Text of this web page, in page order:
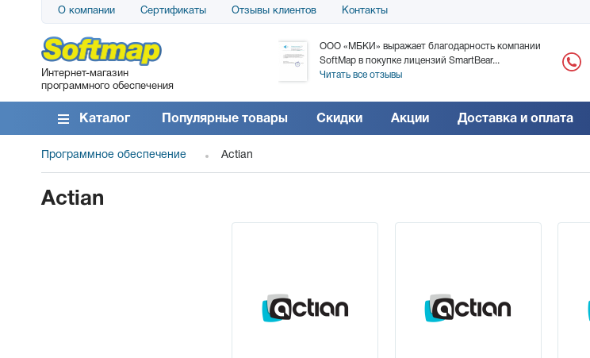
О компании Сертификаты Отзывы клиентов Контакты
Интернет-магазин
программного обеспечения
АО «АТС» благодарит компанию SoftMap за
поставку программного обеспечения SolarWinds
DameWare...
Читать все отзывы
ООО «МБКИ» выражает благодарность компании
SoftMap в покупке лицензий SmartBear...
Читать все отзывы
Каталог Популярные товары Скидки Акции Доставка и оплата
Программное обеспечение Actian
Actian